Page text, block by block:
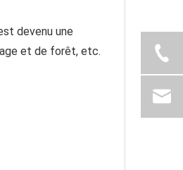
devenu une
et de forêt, etc.